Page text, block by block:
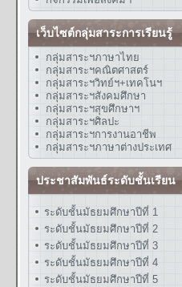
เว็บไซต์กลุ่มสาระการเรียนรู้
กลุ่มสาระฯภาษาไทย
กลุ่มสาระฯคณิตศาสตร์
กลุ่มสาระฯวิทย์ฯ+เทคโนฯ
กลุ่มสาระฯสังคมศึกษา
กลุ่มสาระฯสุขศึกษาฯ
กลุ่มสาระฯศิลปะ
กลุ่มสาระฯการงานอาชีพ
กลุ่มสาระฯภาษาต่างประเทศ
ประชาสัมพันธ์ระดับชั้นเรียน
ระดับชั้นมัธยมศึกษาปีที่ 1
ระดับชั้นมัธยมศึกษาปีที่ 2
ระดับชั้นมัธยมศึกษาปีที่ 3
ระดับชั้นมัธยมศึกษาปีที่ 4
ระดับชั้นมัธยมศึกษาปีที่ 5